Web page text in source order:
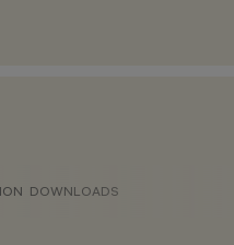
DOWNLOADS